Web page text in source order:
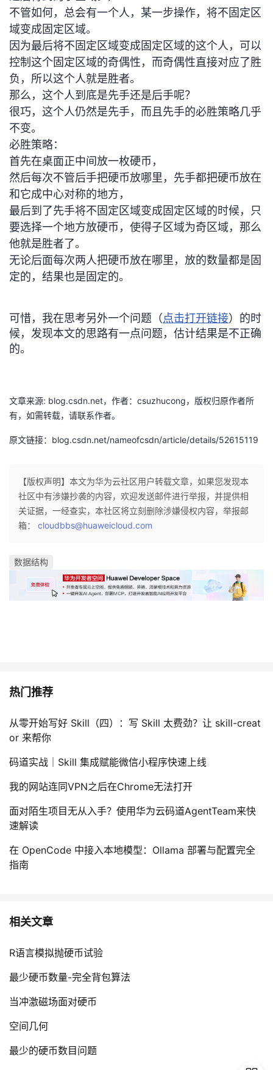
不管如何，总会有一个人，某一步操作，将不固定区
域变成固定区域。
因为最后将不固定区域变成固定区域的这个人，可以
控制这个固定区域的奇偶性，而奇偶性直接对应了胜
负，所以这个人就是胜者。
那么，这个人到底是先手还是后手呢？
很巧，这个人仍然是先手，而且先手的必胜策略几乎
不变。
必胜策略：
首先在桌面正中间放一枚硬币，
然后每次不管后手把硬币放哪里，先手都把硬币放在
和它成中心对称的地方，
最后到了先手将不固定区域变成固定区域的时候，只
要选择一个地方放硬币，使得子区域为奇区域，那么
他就是胜者了。
无论后面每次两人把硬币放在哪里，放的数量都是固
定的，结果也是固定的。
可惜，我在思考另外一个问题（点击打开链接）的时
候，发现本文的思路有一点问题，估计结果是不正确
的。
文章来源: blog.csdn.net，作者：csuzhucong，版权归原作者所
有，如需转载，请联系作者。
原文链接：blog.csdn.net/nameofcsdn/article/details/52615119
【版权声明】本文为华为云社区用户转载文章，如果您发现本
社区中有涉嫌抄袭的内容，欢迎发送邮件进行举报，并提供相
关证据，一经查实，本社区将立刻删除涉嫌侵权内容，举报邮
箱： cloudbbs@huaweicloud.com
数据结构
热门推荐
从零开始写好 Skill（四）：写 Skill 太费劲？让 skill-creat
or 来帮你
码道实战｜Skill 集成赋能微信小程序快速上线
我的网站连同VPN之后在Chrome无法打开
面对陌生项目无从入手？使用华为云码道AgentTeam来快
速解读
在 OpenCode 中接入本地模型：Ollama 部署与配置完全
指南
相关文章
R语言模拟抛硬币试验
最少硬币数量-完全背包算法
当冲激磁场面对硬币
空间几何
最少的硬币数目问题